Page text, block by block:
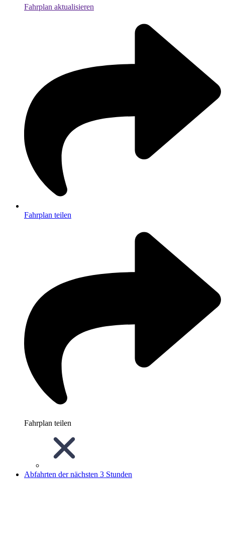
Fahrplan aktualisieren
Fahrplan teilen
Fahrplan teilen
Abfahrten der nächsten 3 Stunden